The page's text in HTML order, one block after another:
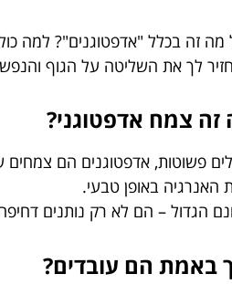
מה זה בכלל "אדפטוגנים"? למה
לך את השליטה על הגוף
זה צמח אדפטוגני?
פשוטות, אדפטוגנים הם
האנרגיה באופן טבעי.
הגדול – הם לא רק נותנים
באמת הם עובדים?